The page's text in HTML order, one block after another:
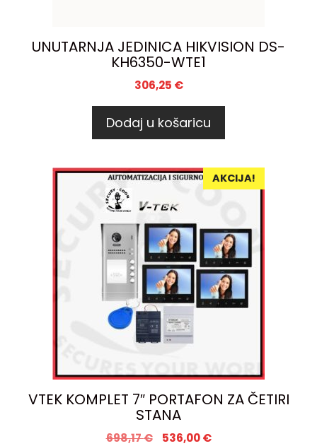
UNUTARNJA JEDINICA HIKVISION DS-
KH6350-WTE1
306,25 €
Dodaj u košaricu
AKCIJA!
VTEK KOMPLET 7″ PORTAFON ZA ČETIRI
STANA
698,17€ 536,00€